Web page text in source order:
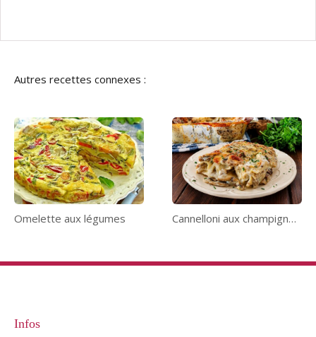
Autres recettes connexes :
Omelette aux légumes Cannelloni aux champignons
Infos